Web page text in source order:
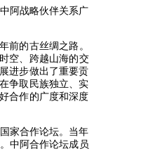
阿战略伙伴关系广
前的古丝绸之路。
空、跨越山海的交
进步做出了重要贡
争取民族独立、实
合作的广度和深度
家合作论坛。当年
中阿合作论坛成员